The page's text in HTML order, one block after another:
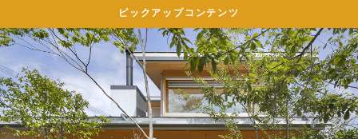
ピックアップコンテンツ